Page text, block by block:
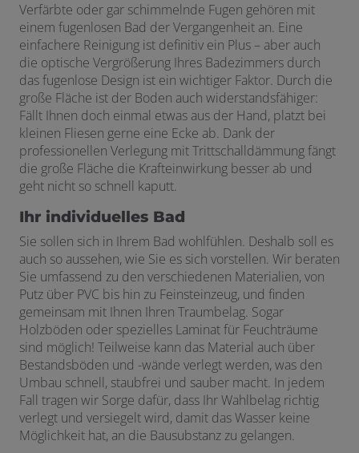
Verfärbte oder gar schimmelnde Fugen gehören mit
einem fugenlosen Bad der Vergangenheit an. Eine
einfachere Reinigung ist definitiv ein Plus – aber auch
die optische Vergrößerung Ihres Badezimmers durch
das fugenlose Design ist ein wichtiger Faktor. Durch die
große Fläche ist der Boden auch widerstandsfähiger:
Fällt Ihnen doch einmal etwas aus der Hand, platzt bei
kleinen Fliesen gerne eine Ecke ab. Dank der
professionellen Verlegung mit Trittschalldämmung fängt
die große Fläche die Krafteinwirkung besser ab und
geht nicht so schnell kaputt.
Ihr individuelles Bad
Sie sollen sich in Ihrem Bad wohlfühlen. Deshalb soll es
auch so aussehen, wie Sie es sich vorstellen. Wir beraten
Sie umfassend zu den verschiedenen Materialien, von
Putz über PVC bis hin zu Feinsteinzeug, und finden
gemeinsam mit Ihnen Ihren Traumbelag. Sogar
Holzböden oder spezielles Laminat für Feuchträume
sind möglich! Teilweise kann das Material auch über
Bestandsböden und -wände verlegt werden, was den
Umbau schnell, staubfrei und sauber macht. In jedem
Fall tragen wir Sorge dafür, dass Ihr Wahlbelag richtig
verlegt und versiegelt wird, damit das Wasser keine
Möglichkeit hat, an die Bausubstanz zu gelangen.